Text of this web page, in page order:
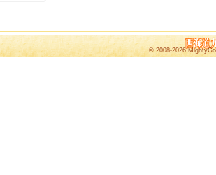
© 2008-2026